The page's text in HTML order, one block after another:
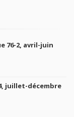
76-2, avril-juin
juillet-décembre